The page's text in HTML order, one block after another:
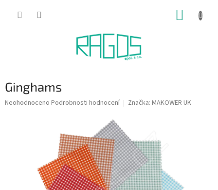
Ginghams
Průměrné
Neohodnoceno Podrobnosti hodnocení Značka: MAKOWER UK